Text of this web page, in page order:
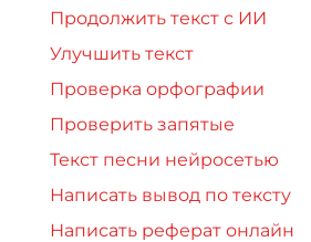
Продолжить текст с ИИ
Улучшить текст
Проверка орфографии
Проверить запятые
Текст песни нейросетью
Написать вывод по тексту
Написать реферат онлайн